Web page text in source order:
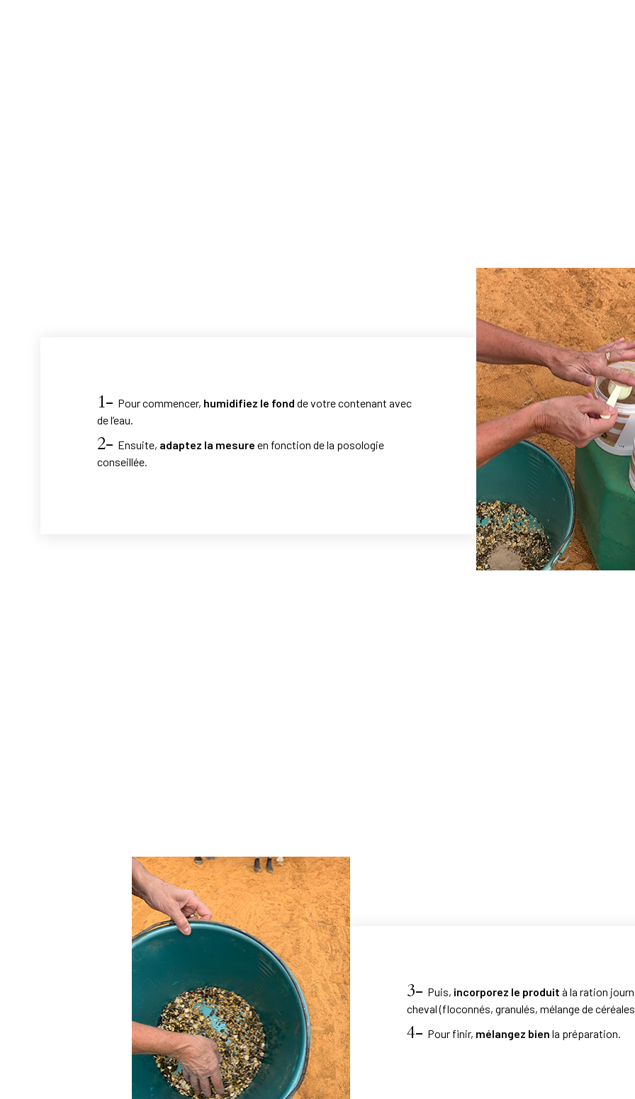
1- Pour commencer, humidifiez le fond de votre contenant avec
de l’eau.
2- Ensuite, adaptez la mesure en fonction de la posologie
conseillée.
3- Puis, incorporez le produit à la ration
cheval (floconnés, granulés, mélange de
4- Pour finir, mélangez bien la préparation.